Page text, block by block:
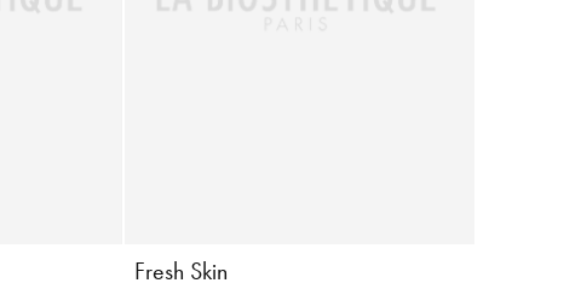
Fresh Skin